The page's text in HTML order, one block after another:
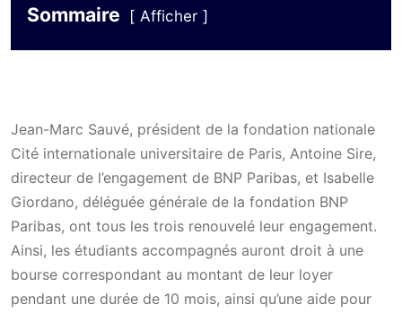
Sommaire Afficher
Jean-Marc Sauvé, président de la fondation nationale
Cité internationale universitaire de Paris, Antoine Sire,
directeur de l’engagement de BNP Paribas, et Isabelle
Giordano, déléguée générale de la fondation BNP
Paribas, ont tous les trois renouvelé leur engagement.
Ainsi, les étudiants accompagnés auront droit à une
bourse correspondant au montant de leur loyer
pendant une durée de 10 mois, ainsi qu’une aide pour